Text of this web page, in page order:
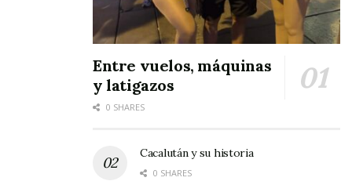
Entre vuelos, máquinas
y latigazos
0 SHARES
Cacalután y su historia
0 SHARES